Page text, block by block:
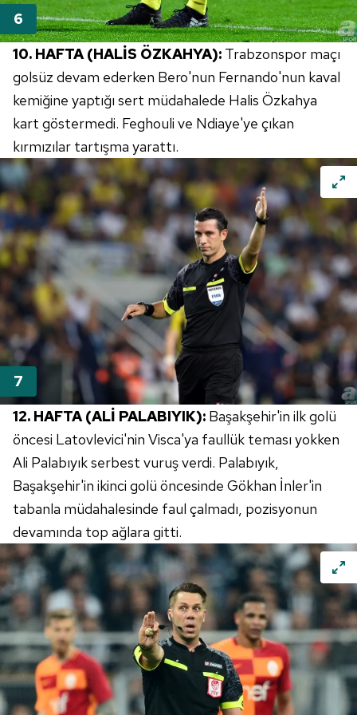
reklam/pazarlama faaliyetlerinin yapılması, amaçlarıyla
sınırlı olarak açık rızanız dahilinde kullanılacaktır.
Çerezlere ilişkin tercihlerinizi aşağıda yer alan panel
vasıtasıyla belirleyebilirsiniz. Çerezlere ilişkin detaylı bilgi
Metnimizi ziyaret edebilirsiniz.
6698 sayılı Kişisel Verilerin Korunması Kanunu uyarınca
hazırlanmış Aydınlatma Metnimizi okumak ve sitemizde
ilgili mevzuata uygun olarak kullanılan çerezlerle ilgili bilgi
almak için lütfentıklayınız.
10. HAFTA (HALİS ÖZKAHYA): Trabzonspor maçı
golsüz devam ederken Bero'nun Fernando'nun kaval
kemiğine yaptığı sert müdahalede Halis Özkahya
kart göstermedi. Feghouli ve Ndiaye'ye çıkan
kırmızılar tartışma yarattı.
12. HAFTA (ALİ PALABIYIK): Başakşehir'in ilk golü
öncesi Latovlevici'nin Visca'ya faullük teması yokken
Ali Palabıyık serbest vuruş verdi. Palabıyık,
Başakşehir'in ikinci golü öncesinde Gökhan İnler'in
tabanla müdahalesinde faul çalmadı, pozisyonun
devamında top ağlara gitti.